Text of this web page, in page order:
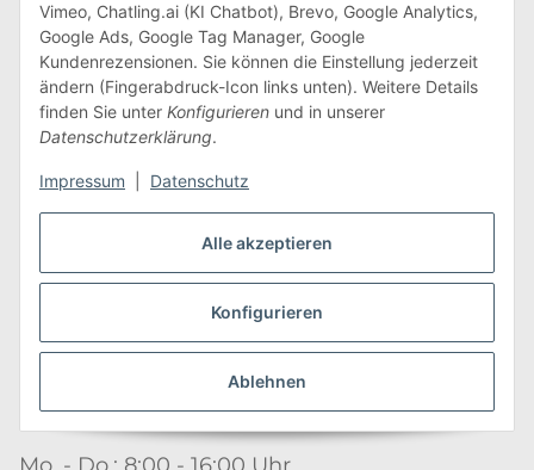
Alle akzeptieren
Konfigurieren
Ablehnen
Vimeo, Chatling.ai (KI Chatbot), Brevo, Google Analytics,
Google Ads, Google Tag Manager, Google
Kundenrezensionen. Sie können die Einstellung jederzeit
ändern (Fingerabdruck-Icon links unten). Weitere Details
finden Sie unter Konfigurieren und in unserer
Datenschutzerklärung.
Impressum Datenschutz
Newsletter Abonnieren
Kontakt
Edeline Kidz GmbH
Hauptstraße 215
09618 Großhartmannsdorf
Tel.: +49 (0) 37329 7388000
Fax: +49 (0) 37329 7388009
E-Mail:info@edeline-kidz.de